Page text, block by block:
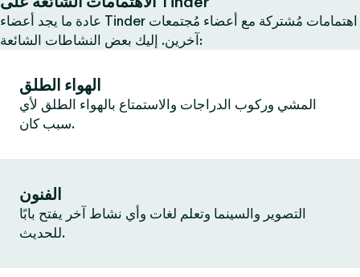
عادة ما يجد أعضاء Tinder اهتمامات مُشتركة مع أعضاء مُجتمعات
آخرين. إليك بعض النشاطات الشائعة:
الهواء الطلق
المشي وركوب الدراجات والاستمتاع بالهواء الطلق لأي
سبب كان.
الفنون
التصوير والسينما وتعلم لغات وأي نشاط آخر يفتح بابًا
للحديث.